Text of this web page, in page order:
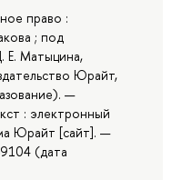
право :
; под
Е. Матыцина,
Юрайт,
—
: электронный
Юрайт [сайт]. —
(дата